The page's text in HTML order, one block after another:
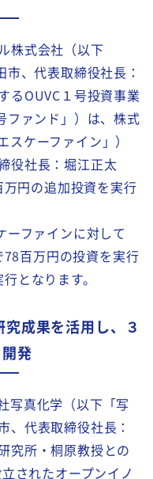
株式会社（以下
市、代表取締役社長：
るOUVC１号投資事業
ファンド」）は、株式
ケーファイン」）
役社長：堀江正太
円の追加投資を実行
ファインに対して
百万円の投資を実行
となります。
成果を活用し、３
発
写真化学（以下「写
、代表取締役社長：
究所・桐原教授との
されたオープンイノ